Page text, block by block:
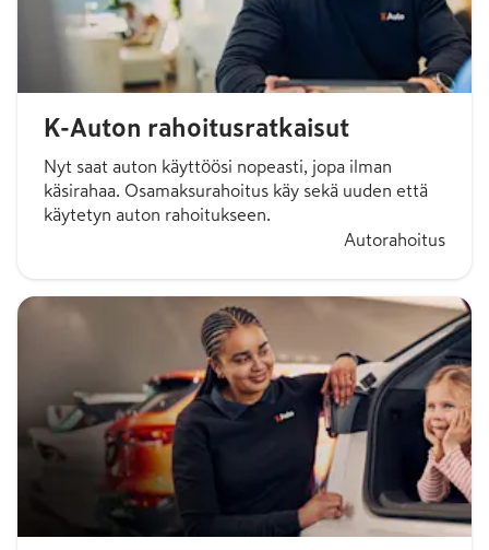
K-Auton rahoitusratkaisut
Nyt saat auton käyttöösi nopeasti, jopa ilman
käsirahaa. Osamaksurahoitus käy sekä uuden että
käytetyn auton rahoitukseen.
Autorahoitus